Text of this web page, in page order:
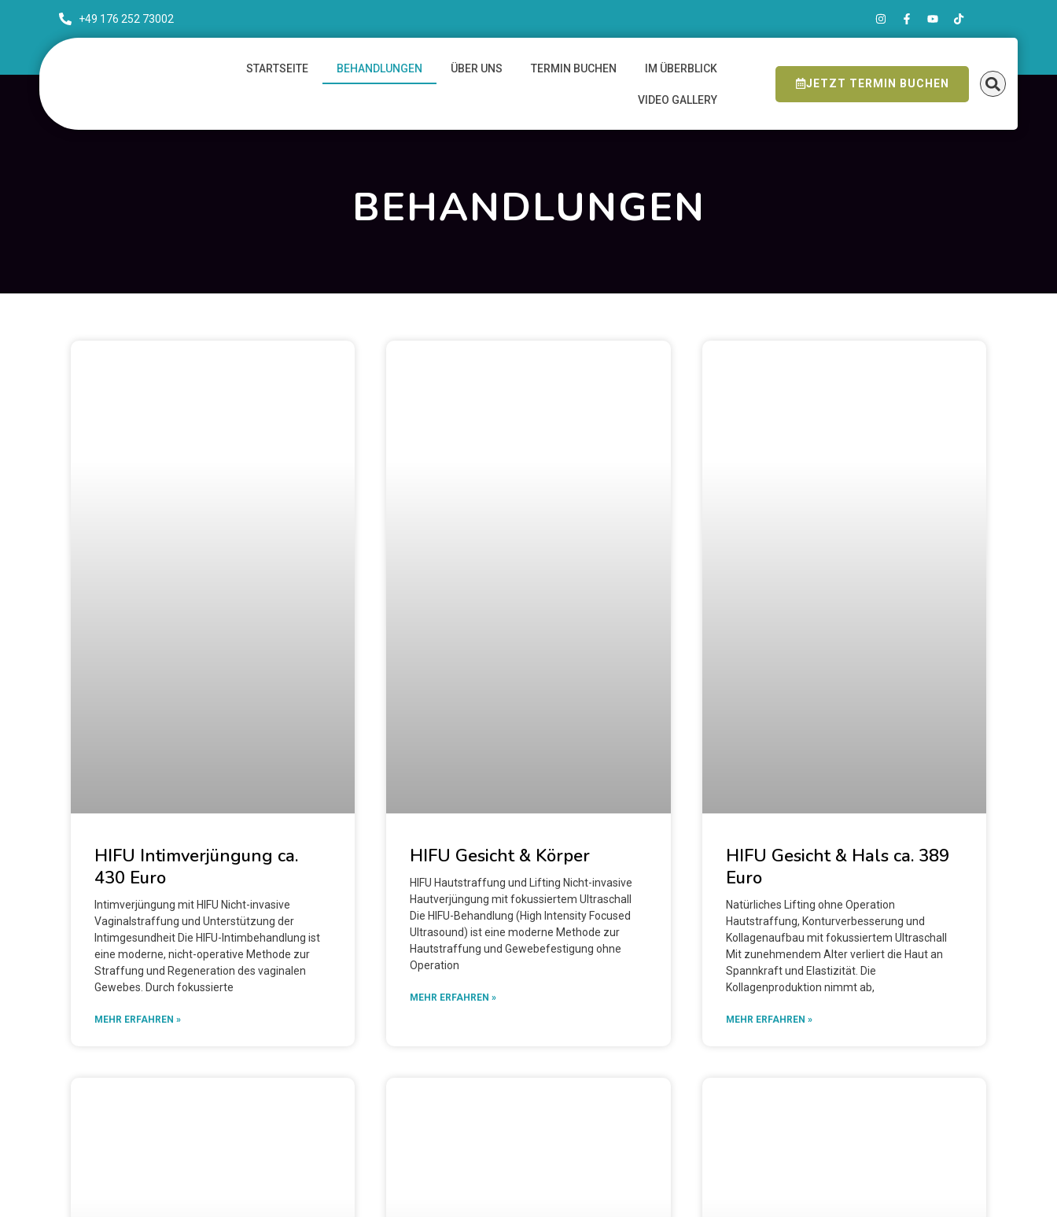
+49 176 252 73002
STARTSEITE BEHANDLUNGEN ÜBER UNS TERMIN BUCHEN IM ÜBERBLICK
VIDEO GALLERY
JETZT TERMIN BUCHEN
BEHANDLUNGEN
HIFU Intimverjüngung ca.
430 Euro
Intimverjüngung mit HIFU Nicht-invasive
Vaginalstraffung und Unterstützung der
Intimgesundheit Die HIFU-Intimbehandlung ist
eine moderne, nicht-operative Methode zur
Straffung und Regeneration des vaginalen
Gewebes. Durch fokussierte
MEHR ERFAHREN »
HIFU Gesicht & Körper
HIFU Hautstraffung und Lifting Nicht-invasive
Hautverjüngung mit fokussiertem Ultraschall
Die HIFU-Behandlung (High Intensity Focused
Ultrasound) ist eine moderne Methode zur
Hautstraffung und Gewebefestigung ohne
Operation
MEHR ERFAHREN »
HIFU Gesicht & Hals ca. 389
Euro
Natürliches Lifting ohne Operation
Hautstraffung, Konturverbesserung und
Kollagenaufbau mit fokussiertem Ultraschall
Mit zunehmendem Alter verliert die Haut an
Spannkraft und Elastizität. Die
Kollagenproduktion nimmt ab,
MEHR ERFAHREN »